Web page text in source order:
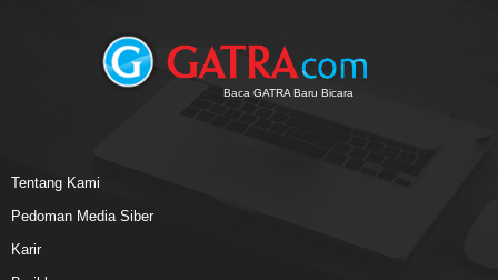
Baca GATRA Baru Bicara
Tentang Kami
Pedoman Media Siber
Karir